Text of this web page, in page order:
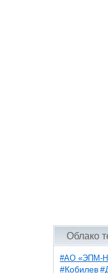
Облако
#АО «ЭПМ-
#Кобилев